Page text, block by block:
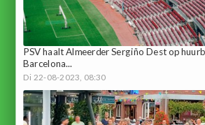
PSV haalt Almeerder Sergiño Dest op
Barcelona...
Di 22-08-2023, 08:30